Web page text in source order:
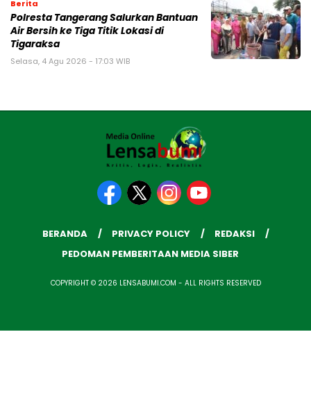
Berita
Polresta Tangerang Salurkan Bantuan
Air Bersih ke Tiga Titik Lokasi di
Tigaraksa
Selasa, 4 Agu 2026 - 17:03 WIB
BERANDA PRIVACY POLICY
REDAKSI
PEDOMAN PEMBERITAAN MEDIA SIBER
COPYRIGHT © 2026 LENSABUMI.COM - ALL RIGHTS RESERVED